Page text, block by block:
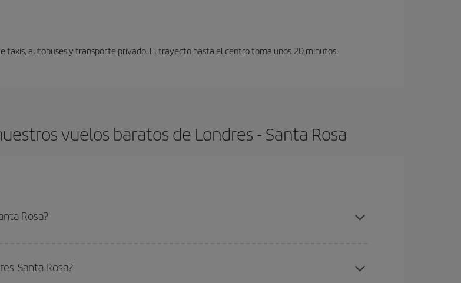
taxis, autobuses y transporte privado. El trayecto hasta el centro toma unos 20 minutos.
vuelos baratos de Londres - Santa Rosa
Rosa?
Santa Rosa?